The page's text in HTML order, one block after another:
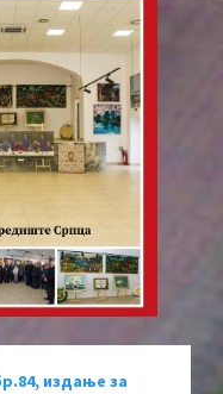
издање за